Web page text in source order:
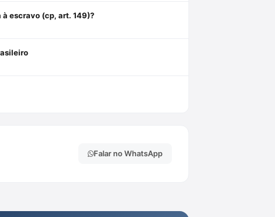
escravo (cp, art. 149)?
Falar no WhatsApp